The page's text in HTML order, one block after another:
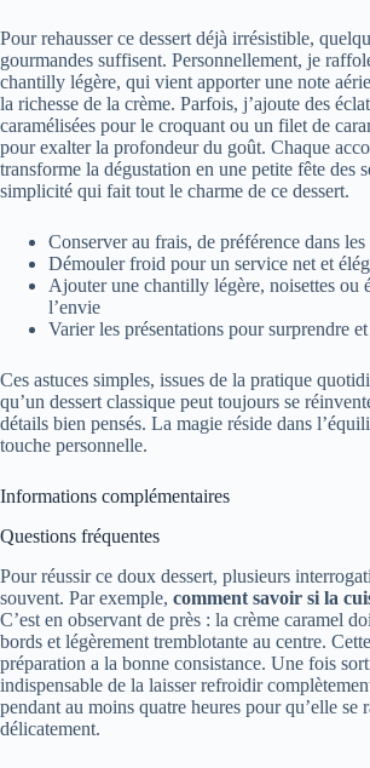
Pour rehausser ce dessert déjà irrésistible,
gourmandes suffisent. Personnellement, je
chantilly légère, qui vient apporter une note
la richesse de la crème. Parfois, j’ajoute des
caramélisées pour le croquant ou un filet de
pour exalter la profondeur du goût. Chaque
transforme la dégustation en une petite fête des
simplicité qui fait tout le charme de ce dessert.
Conserver au frais, de préférence dans
Démouler froid pour un service net et
Ajouter une chantilly légère, noisettes ou
l’envie
Varier les présentations pour surprendre
Ces astuces simples, issues de la pratique
qu’un dessert classique peut toujours se
détails bien pensés. La magie réside dans
touche personnelle.
Informations complémentaires
Questions fréquentes
Pour réussir ce doux dessert, plusieurs
souvent. Par exemple, comment savoir si la
C’est en observant de près : la crème caramel
bords et légèrement tremblotante au centre.
préparation a la bonne consistance. Une fois
indispensable de la laisser refroidir
pendant au moins quatre heures pour qu’elle se
délicatement.